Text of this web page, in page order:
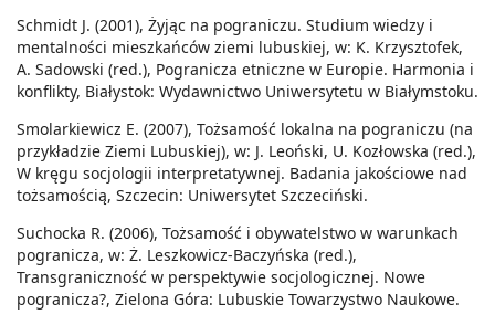
Schmidt J. (2001), Żyjąc na pograniczu. Studium wiedzy i
mentalności mieszkańców ziemi lubuskiej, w: K. Krzysztofek,
A. Sadowski (red.), Pogranicza etniczne w Europie. Harmonia i
konflikty, Białystok: Wydawnictwo Uniwersytetu w Białymstoku.
Smolarkiewicz E. (2007), Tożsamość lokalna na pograniczu (na
przykładzie Ziemi Lubuskiej), w: J. Leoński, U. Kozłowska (red.),
W kręgu socjologii interpretatywnej. Badania jakościowe nad
tożsamością, Szczecin: Uniwersytet Szczeciński.
Suchocka R. (2006), Tożsamość i obywatelstwo w warunkach
pogranicza, w: Ż. Leszkowicz-Baczyńska (red.),
Transgraniczność w perspektywie socjologicznej. Nowe
pogranicza?, Zielona Góra: Lubuskie Towarzystwo Naukowe.